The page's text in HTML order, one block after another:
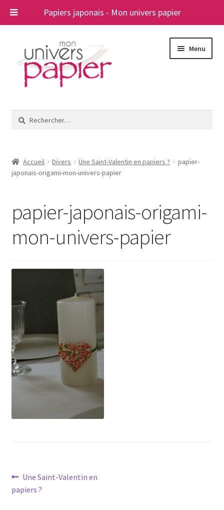
Papiers japonais - Mon univers papier
navigation
contenu
Menu
le
A propos
Rechercher :
Accueil Divers Une Saint-Valentin en papiers ?
papier-
japonais-origami-mon-univers-papier
papier-japonais-origami-
mon-univers-papier
Navigation
de
Article
précédent :
Une Saint-Valentin en
papiers ?